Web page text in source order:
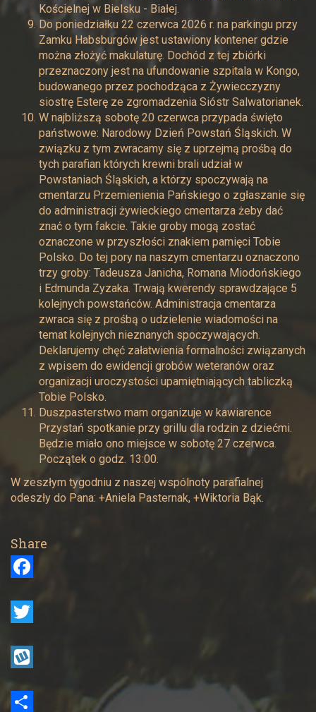
Kościelnej w Bielsku - Białej.
Do poniedziałku 22 czerwca 2026 r. na parkingu przy
Zamku Habsburgów jest ustawiony kontener gdzie
można złożyć makulaturę. Dochód z tej zbiórki
przeznaczony jest na ufundowanie szpitala w Kongo,
budowanego przez pochodząca z Żywiecczyzny
siostrę Esterę ze zgromadzenia Sióstr Salwatorianek.
W najbliższą sobotę 20 czerwca przypada święto
państwowe: Narodowy Dzień Powstań Śląskich. W
związku z tym zwracamy się z uprzejmą prośbą do
tych parafian których krewni brali udział w
Powstaniach Śląskich, a którzy spoczywają na
cmentarzu Przemienienia Pańskiego o zgłaszanie się
do administracji żywieckiego cmentarza żeby dać
znać o tym fakcie. Takie groby mogą zostać
oznaczone w przyszłości znakiem pamięci Tobie
Polsko. Do tej pory na naszym cmentarzu oznaczono
trzy groby: Tadeusza Janicha, Romana Miodońskiego
i Edmunda Zyzaka. Trwają kwerendy sprawdzające 5
kolejnych powstańców. Administracja cmentarza
zwraca się z prośbą o udzielenie wiadomości na
temat kolejnych nieznanych spoczywających.
Deklarujemy chęć załatwienia formalności związanych
z wpisem do ewidencji grobów weteranów oraz
organizacji uroczystości upamiętniających tabliczką
Tobie Polsko.
Duszpasterstwo mam organizuje w kawiarence
Przystań spotkanie przy grillu dla rodzin z dziećmi.
Będzie miało ono miejsce w sobotę 27 czerwca.
Początek o godz. 13:00.
W zeszłym tygodniu z naszej wspólnoty parafialnej
odeszły do Pana: +Aniela Pasternak, +Wiktoria Bąk.
Share
a
e
o
w
y